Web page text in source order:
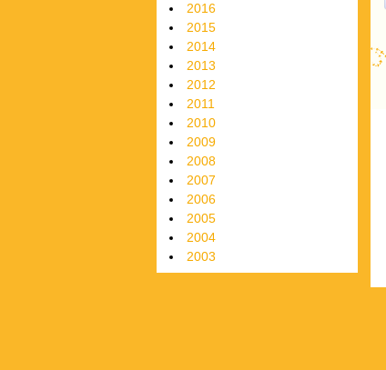
2016
2015
2014
2013
2012
2011
2010
2009
2008
2007
2006
2005
2004
2003